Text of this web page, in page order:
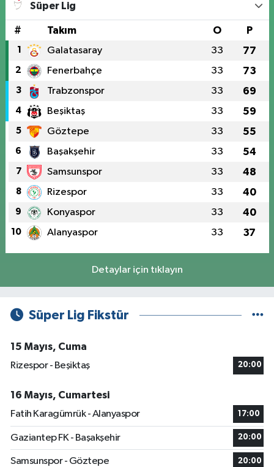
Süper Lig
# Takım O P
1 Galatasaray 33 77
2 Fenerbahçe 33 73
3 Trabzonspor 33 69
4 Beşiktaş 33 59
5 Göztepe 33 55
6 Başakşehir 33 54
7 Samsunspor 33 48
8 Rizespor 33 40
9 Konyaspor 33 40
10 Alanyaspor 33 37
Detaylar için tıklayın
Süper Lig Fikstür
15 Mayıs, Cuma
Rizespor - Beşiktaş
20:00
16 Mayıs, Cumartesi
Fatih Karagümrük - Alanyaspor
17:00
Gaziantep FK - Başakşehir 20:00
Samsunspor - Göztepe 20:00